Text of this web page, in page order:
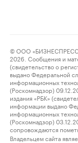
© ООО
2026. Сообщения и
(свидетельство о
выдано Федеральной
информационных
(Роскомнадзор)
издания «РБК»
информации выдано
информационных
(Роскомнадзор)
сопровождаются
Владельцем сайта